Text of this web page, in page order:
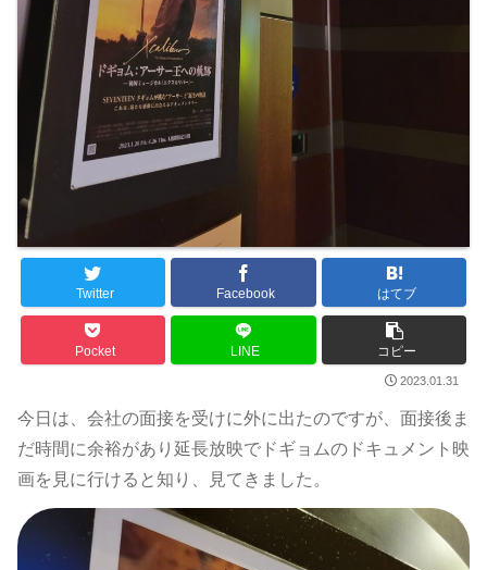
Twitter Facebook はてブ
Pocket LINE コピー
2023.01.31
今日は、会社の面接を受けに外に出たのですが、面接後ま
だ時間に余裕があり延長放映でドギョムのドキュメント映
画を見に行けると知り、見てきました。